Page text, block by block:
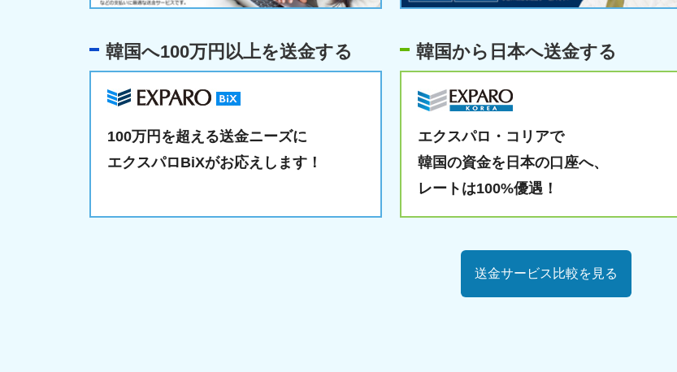
韓国へ100万円以上を送金する
100万円を超える送金ニーズに
エクスパロBiXがお応えします！
韓国から日本へ送金する
エクスパロ・コリアで
韓国の資金を日本の口座へ、
レートは100%優遇！
送金サービス比較を見る